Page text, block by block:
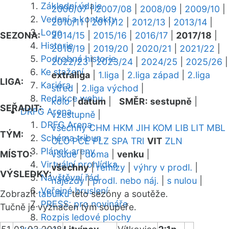
Základní údaje
Vedení a kontakty
Logo
Historie
Podrobná historie
Ke stažení
Kariéra
Redakce webu
DRFG Arena
DRFG Arena
Schéma tribun
Plánek areny
Virtuální prohlídka
Návštěvní řád
Veřejné bruslení
PRESS: pro novináře
Rozpis ledové plochy
SEZONA:
2006/07|2007/08 2008/09 2009/10
2010/11|2011/12 2012/13 2013/14
2014/15
2015/16 2016/17 2017/18
2018/19
2019/20 2020/21 2021/22
2022/23|2023/24 2024/25 2025/26
LIGA:
extraliga 1.liga 2.liga západ
2.liga
střed
2.liga východ
SEŘADIT:
kolo|datum SMĚR: sestupně
vzestupně
TÝM:
všechny CHM HKM JIH KOM LIB LIT MBL
OLO PCE PLZ SPA TRI VIT ZLN
MÍSTO:
všude|doma venku
VÝSLEDKY:
všechny|remízy výhry v prodl.
nájezdy|prodl. nebo náj. s nulou
Zobrazittabulkutéto sezóny a soutěže.
Tučně je vyznačen tým soupeře.